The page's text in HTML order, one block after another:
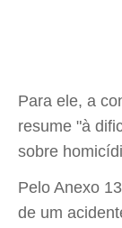
Para ele, a
resume "à
sobre
Pelo Anexo
de um